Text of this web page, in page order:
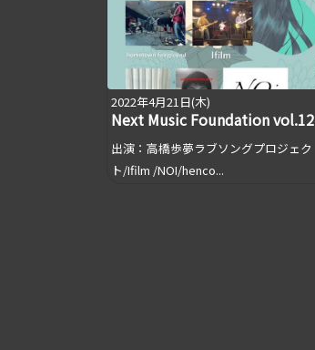
2022年4月21日(木)
Next Music Foundation vol.12
出演：高橋歩夢ラブソングプロジェク
ト/Ifilm /NOI/henco...